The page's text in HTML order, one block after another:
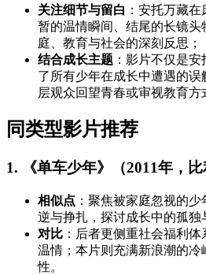
关注细节与留白 ：安托万藏
暂的温情瞬间、结尾的长镜
庭、教育与社会的深刻反思；
结合成长主题 ：影片不仅是
了所有少年在成长中遭遇的
层观众回望青春或审视教育方
同类型影片推荐
1. 《单车少年》（2011年，比
相似点 ：聚焦被家庭忽视的
逆与挣扎，探讨成长中的孤独
对比 ：后者更侧重社会福利
温情；本片则充满新浪潮的
性。